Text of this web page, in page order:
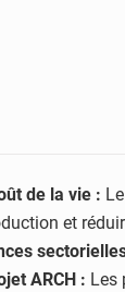
de la vie :
et
ARCH : Les